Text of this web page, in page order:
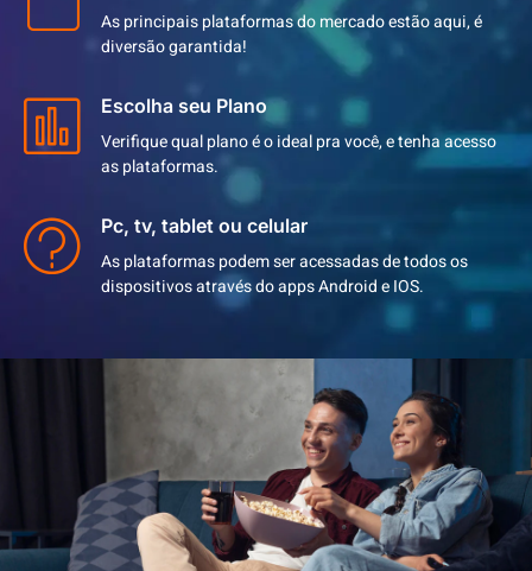
As principais plataformas do mercado estão aqui, é
diversão garantida!
Escolha seu Plano
Verifique qual plano é o ideal pra você, e tenha acesso
as plataformas.
Pc, tv, tablet ou celular
As plataformas podem ser acessadas de todos os
dispositivos através do apps Android e IOS.